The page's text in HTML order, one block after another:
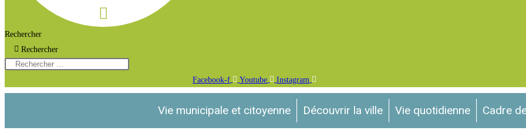
Rechercher
Rechercher
Facebook-f Youtube Instagram
Vie municipale et citoyenne Découvrir la ville Vie quotidienne Cadre